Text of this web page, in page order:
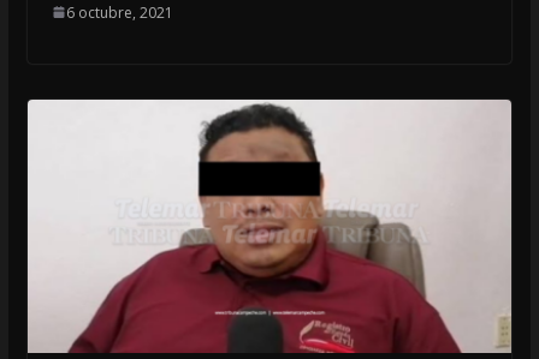
6 octubre, 2021